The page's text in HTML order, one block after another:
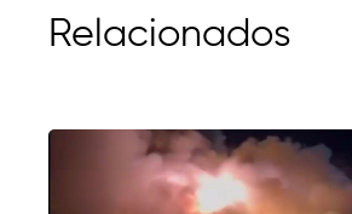
Relacionados